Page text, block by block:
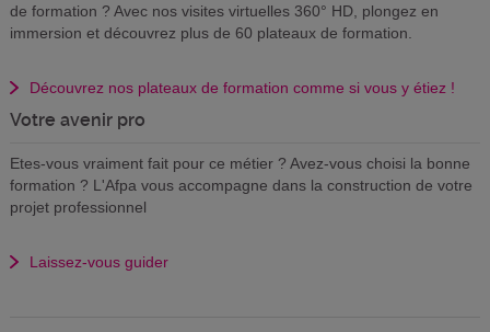
de formation ? Avec nos visites virtuelles 360° HD, plongez en
immersion et découvrez plus de 60 plateaux de formation.
Découvrez nos plateaux de formation comme si vous y étiez !
Votre avenir pro
Etes-vous vraiment fait pour ce métier ? Avez-vous choisi la bonne
formation ? L'Afpa vous accompagne dans la construction de votre
projet professionnel
Laissez-vous guider